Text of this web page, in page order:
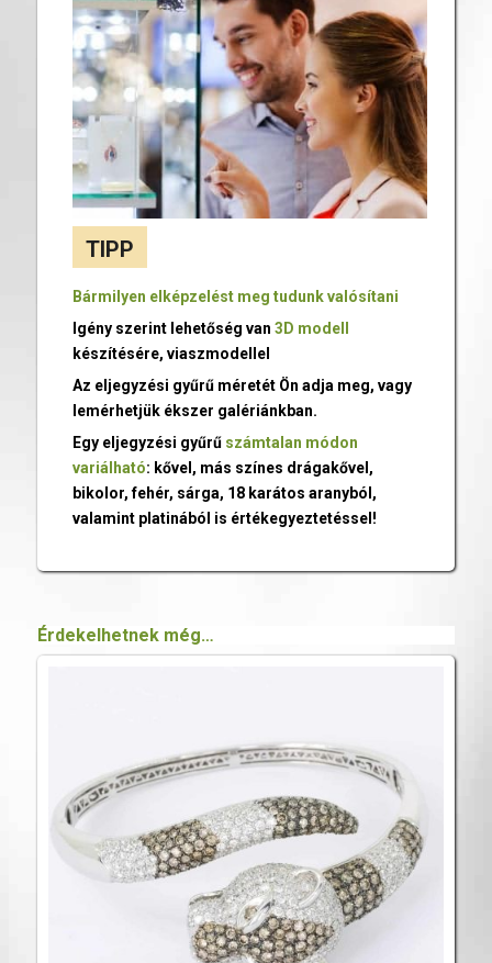
TIPP
Bármilyen elképzelést meg tudunk valósítani
Igény szerint lehetőség van 3D modell
készítésére, viaszmodellel
Az eljegyzési gyűrű méretét Ön adja meg, vagy
lemérhetjük ékszer galériánkban.
Egy eljegyzési gyűrű számtalan módon
variálható: kővel, más színes drágakővel,
bikolor, fehér, sárga, 18 karátos aranyból,
valamint platinából is értékegyeztetéssel!
Érdekelhetnek még…